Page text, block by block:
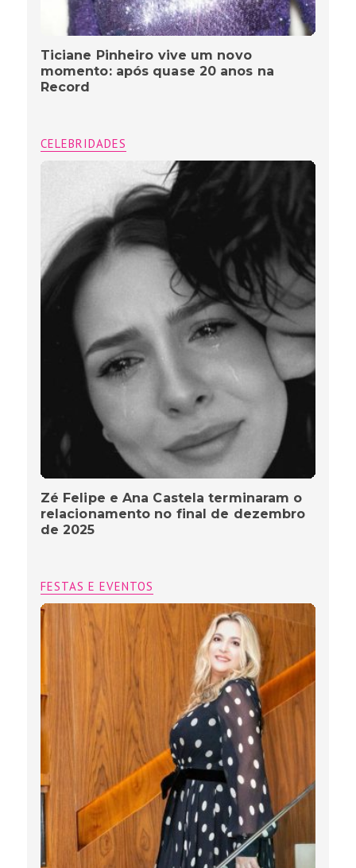
Ticiane Pinheiro vive um novo
momento: após quase 20 anos na
Record
CELEBRIDADES
Zé Felipe e Ana Castela terminaram o
relacionamento no final de dezembro
de 2025
FESTAS E EVENTOS